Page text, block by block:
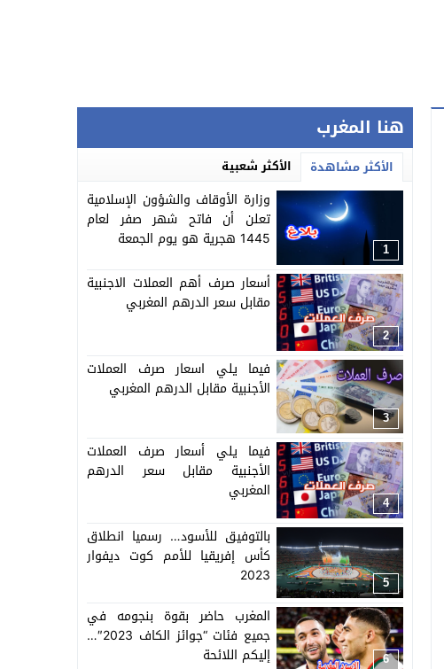
هنا المغرب
الأكثر مشاهدة الأكثر شعبية
1
وزارة الأوقاف والشؤون الإسلامية
تعلن أن فاتح شهر صفر لعام
1445 هجرية هو يوم الجمعة
2
أسعار صرف أهم العملات الاجنبية
مقابل سعر الدرهم المغربي
3
فيما يلي اسعار صرف العملات
الأجنبية مقابل الدرهم المغربي
4
فيما يلي أسعار صرف العملات
الأجنبية مقابل سعر الدرهم
المغربي
5
بالتوفيق للأسود… رسميا انطلاق
كأس إفريقيا للأمم كوت ديفوار
2023
6
المغرب حاضر بقوة بنجومه في
جميع فئات “جوائز الكاف 2023″…
إليكم اللائحة